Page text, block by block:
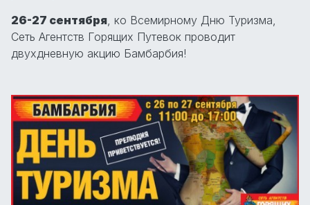
26-27 сентября, ко Всемирному Дню Туризма,
Сеть Агентств Горящих Путевок проводит
двухдневную акцию Бамбарбия!